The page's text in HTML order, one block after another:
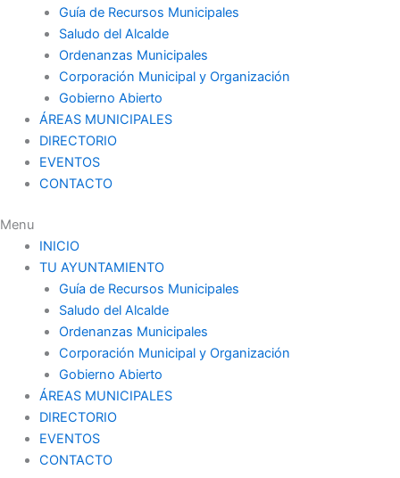
Guía de Recursos Municipales
Saludo del Alcalde
Ordenanzas Municipales
Corporación Municipal y Organización
Gobierno Abierto
ÁREAS MUNICIPALES
DIRECTORIO
EVENTOS
CONTACTO
Menu
INICIO
TU AYUNTAMIENTO
Guía de Recursos Municipales
Saludo del Alcalde
Ordenanzas Municipales
Corporación Municipal y Organización
Gobierno Abierto
ÁREAS MUNICIPALES
DIRECTORIO
EVENTOS
CONTACTO